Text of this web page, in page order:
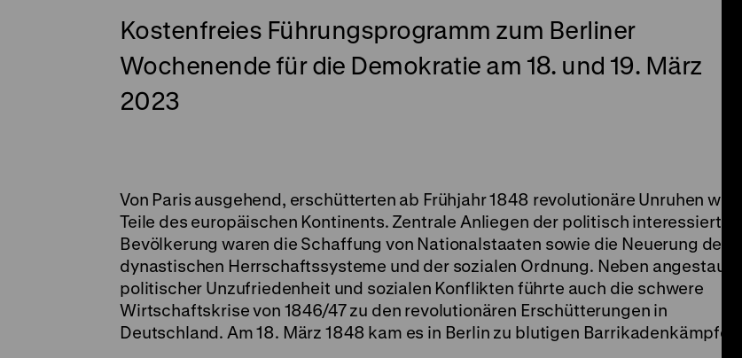
Kostenfreies Führungsprogramm zum Berliner
Wochenende für die Demokratie am 18. und 19. März
2023
Von Paris ausgehend, erschütterten ab Frühjahr 1848 revolutionäre Unruhen weite
Teile des europäischen Kontinents. Zentrale Anliegen der politisch interessierten
Bevölkerung waren die Schaffung von Nationalstaaten sowie die Neuerung der
dynastischen Herrschaftssysteme und der sozialen Ordnung. Neben angestauter
politischer Unzufriedenheit und sozialen Konflikten führte auch die schwere
Wirtschaftskrise von 1846/47 zu den revolutionären Erschütterungen in
Deutschland. Am 18. März 1848 kam es in Berlin zu blutigen Barrikadenkämpfen.